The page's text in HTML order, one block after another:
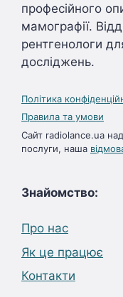
професійного
мамографії.
рентгенологи
досліджень.
Політика
Правила та умови
Сайт radiolance.ua
послуги, наша
Знайомство:
Про нас
Як це працює
Контакти